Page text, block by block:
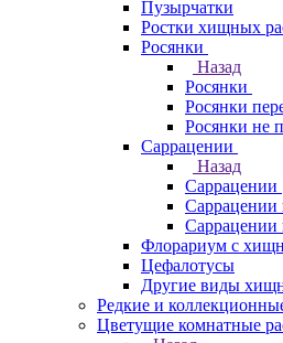
Пузырчатки
Ростки хищных
Росянки
Назад
Росянки
Росянки
Росянки не
Саррацении
Назад
Саррацении
Саррацении
Саррацении
Флорариум с
Цефалотусы
Другие виды
Редкие и
Цветущие комнатные